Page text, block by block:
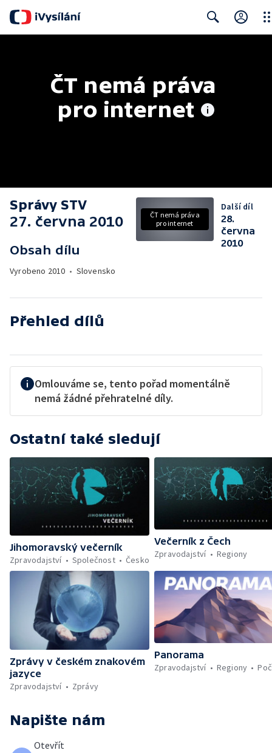
ČT nemá práva
pro internet
Správy STV
27. června 2010
Obsah dílu
Vyrobeno 2010 • Slovensko
ČT nemá práva
pro internet
Další díl
28.
června
2010
Přehled dílů
Omlouváme se, tento pořad momentálně
nemá žádné přehratelné díly.
Ostatní také sledují
Jihomoravský večerník
Zpravodajství
Společnost Česko
Večerník z Čech
Zpravodajství
Regiony
Zprávy v českém znakovém
jazyce
Zpravodajství
Zprávy
Panorama
Zpravodajství
Regiony
Napište nám
Otevřít